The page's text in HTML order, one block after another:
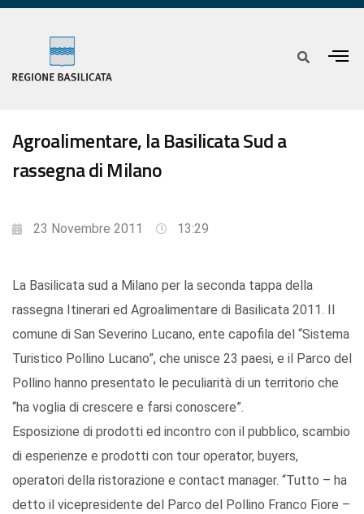
Agroalimentare, la Basilicata Sud a
rassegna di Milano
23 Novembre 2011 13:29
La Basilicata sud a Milano per la seconda tappa della
rassegna Itinerari ed Agroalimentare di Basilicata 2011. Il
comune di San Severino Lucano, ente capofila del “Sistema
Turistico Pollino Lucano”, che unisce 23 paesi, e il Parco del
Pollino hanno presentato le peculiarità di un territorio che
“ha voglia di crescere e farsi conoscere”.
Esposizione di prodotti ed incontro con il pubblico, scambio
di esperienze e prodotti con tour operator, buyers,
operatori della ristorazione e contact manager. “Tutto – ha
detto il vicepresidente del Parco del Pollino Franco Fiore –